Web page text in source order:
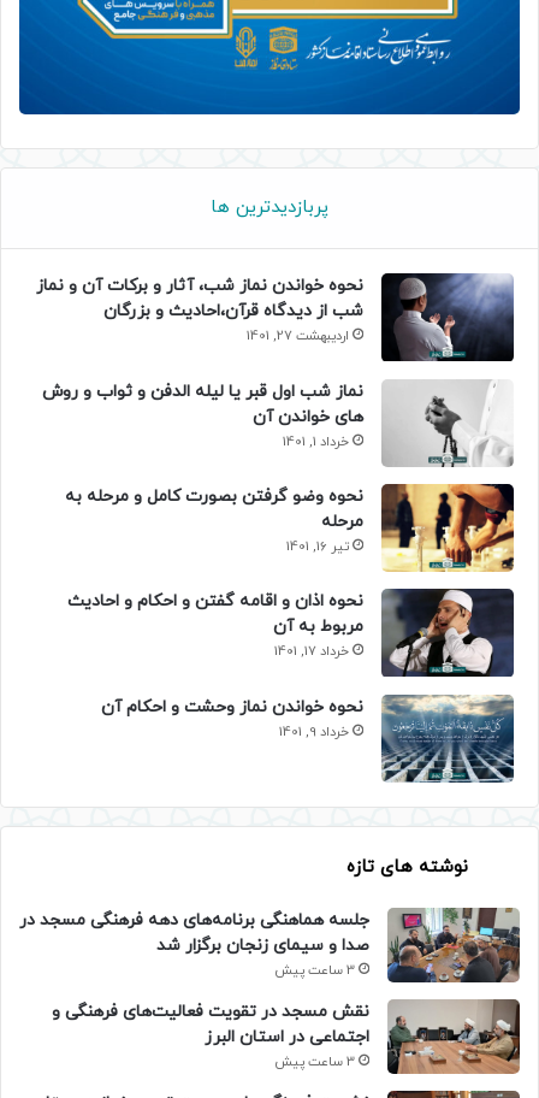
پربازدیدترین ها
نحوه خواندن نماز شب، آثار و برکات آن و نماز
شب از دیدگاه قرآن،احادیث و بزرگان
اردیبهشت 27, 1401
نماز شب اول قبر یا لیله الدفن و ثواب و روش
های خواندن آن
خرداد 1, 1401
نحوه وضو گرفتن بصورت کامل و مرحله به
مرحله
تیر 16, 1401
نحوه اذان و اقامه گفتن و احکام و احادیث
مربوط به آن
خرداد 17, 1401
نحوه خواندن نماز وحشت و احکام آن
خرداد 9, 1401
نوشته های تازه
جلسه هماهنگی برنامه‌های دهه فرهنگی مسجد در
صدا و سیمای زنجان برگزار شد
3 ساعت پیش
نقش مسجد در تقویت فعالیت‌های فرهنگی و
اجتماعی در استان البرز
3 ساعت پیش